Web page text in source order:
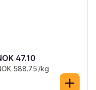
47.10
588.75 /kg